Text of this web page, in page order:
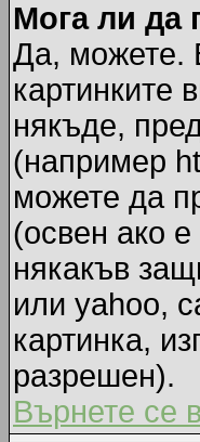
Мога ли да
Да, можете.
картинките
някъде,
(например
можете да
(освен ако
някакъв
или yahoo,
картинка,
разрешен).
Върнете се